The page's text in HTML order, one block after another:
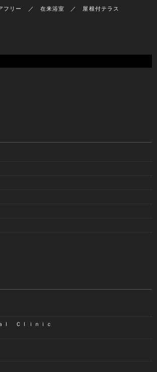
フリー ／ 在来浴室 ／ 屋根付テラス
ｌ Ｃｌｉｎｉｃ